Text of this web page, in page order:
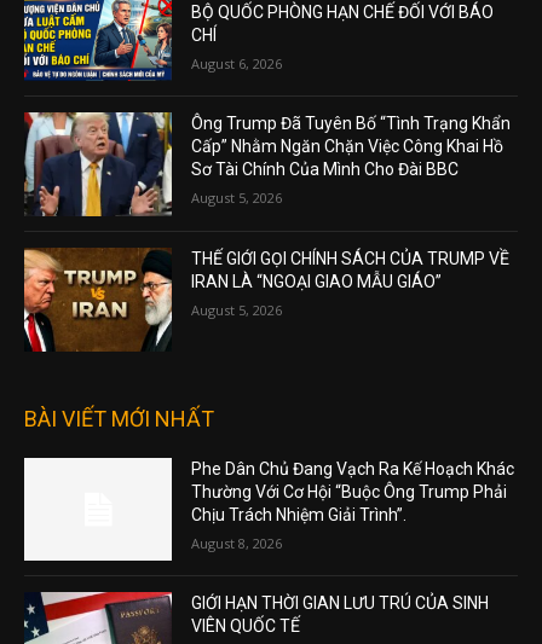
BỘ QUỐC PHÒNG HẠN CHẾ ĐỐI VỚI BÁO
CHÍ
August 6, 2026
Ông Trump Đã Tuyên Bố “Tình Trạng Khẩn
Cấp” Nhằm Ngăn Chặn Việc Công Khai Hồ
Sơ Tài Chính Của Mình Cho Đài BBC
August 5, 2026
THẾ GIỚI GỌI CHÍNH SÁCH CỦA TRUMP VỀ
IRAN LÀ “NGOẠI GIAO MẪU GIÁO”
August 5, 2026
BÀI VIẾT MỚI NHẤT
Phe Dân Chủ Đang Vạch Ra Kế Hoạch Khác
Thường Với Cơ Hội “Buộc Ông Trump Phải
Chịu Trách Nhiệm Giải Trình”.
August 8, 2026
GIỚI HẠN THỜI GIAN LƯU TRÚ CỦA SINH
VIÊN QUỐC TẾ